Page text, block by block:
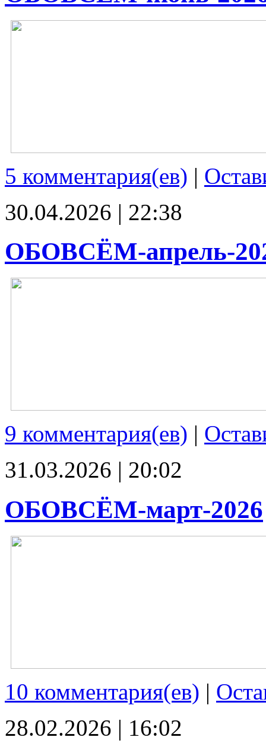
5 комментария(ев) |
30.04.2026 | 22:38
ОБОВСЁМ-апрель-
9 комментария(ев) |
31.03.2026 | 20:02
ОБОВСЁМ-март-2026
10 комментария(ев) |
28.02.2026 | 16:02